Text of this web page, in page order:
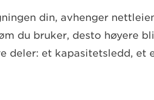
din, avhenger
du bruker, desto høyere
deler: et kapasitetsledd, et